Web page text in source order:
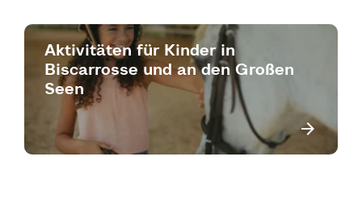
Aktivitäten für Kinder in
Biscarrosse und an den Großen
Seen